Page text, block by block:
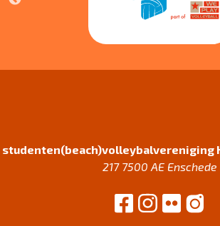
studenten(beach)volleybalvereniging
217 7500 AE Enschede